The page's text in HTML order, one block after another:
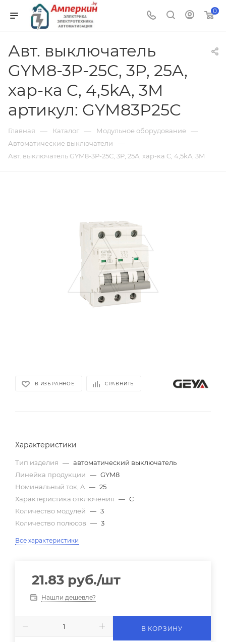
0
Авт. выключатель
GYM8-3P-25C, 3P, 25A,
хар-ка C, 4,5kA, 3M
артикул: GYM83P25C
Главная — Каталог — Модульное оборудование —
Автоматические выключатели —
Авт. выключатель GYM8-3P-25C, 3P, 25A, хар-ка C, 4,5kA, 3M
В ИЗБРАННОЕ СРАВНИТЬ
Характеристики
Тип изделия — автоматический выключатель
Линейка продукции — GYM8
Номинальный ток, A — 25
Характеристика отключения — C
Количество модулей — 3
Количество полюсов — 3
Все характеристики
21.83 руб./шт
Нашли дешевле?
В КОРЗИНУ